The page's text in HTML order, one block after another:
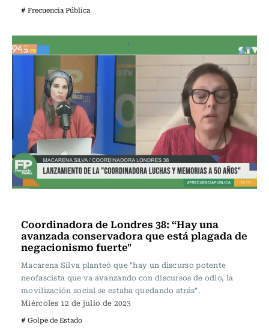
# Frecuencia Pública
Coordinadora de Londres 38: “Hay una
avanzada conservadora que está plagada de
negacionismo fuerte"
Macarena Silva planteó que "hay un discurso potente
neofascista que va avanzando con discursos de odio, la
movilización social se estaba quedando atrás".
Miércoles 12 de julio de 2023
# Golpe de Estado